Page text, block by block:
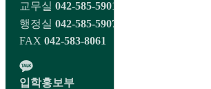
교무실 042-585-5901~2
행정실 042-585-5907
FAX 042-583-8061
입학홍보부